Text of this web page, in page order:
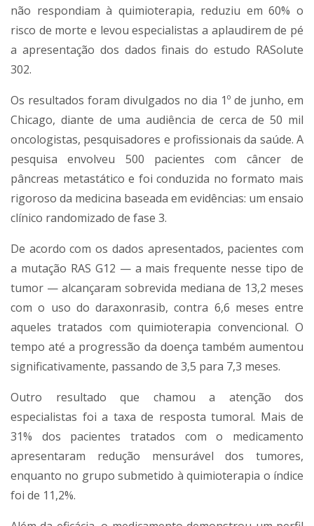
não respondiam à quimioterapia, reduziu em 60% o
risco de morte e levou especialistas a aplaudirem de pé
a apresentação dos dados finais do estudo RASolute
302.
Os resultados foram divulgados no dia 1º de junho, em
Chicago, diante de uma audiência de cerca de 50 mil
oncologistas, pesquisadores e profissionais da saúde. A
pesquisa envolveu 500 pacientes com câncer de
pâncreas metastático e foi conduzida no formato mais
rigoroso da medicina baseada em evidências: um ensaio
clínico randomizado de fase 3.
De acordo com os dados apresentados, pacientes com
a mutação RAS G12 — a mais frequente nesse tipo de
tumor — alcançaram sobrevida mediana de 13,2 meses
com o uso do daraxonrasib, contra 6,6 meses entre
aqueles tratados com quimioterapia convencional. O
tempo até a progressão da doença também aumentou
significativamente, passando de 3,5 para 7,3 meses.
Outro resultado que chamou a atenção dos
especialistas foi a taxa de resposta tumoral. Mais de
31% dos pacientes tratados com o medicamento
apresentaram redução mensurável dos tumores,
enquanto no grupo submetido à quimioterapia o índice
foi de 11,2%.